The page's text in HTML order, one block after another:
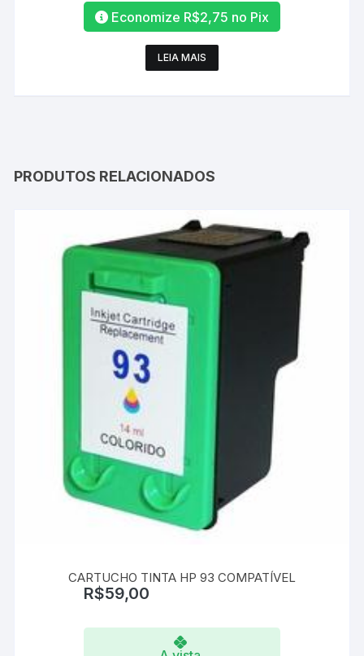
Economize R$2,75 no Pix
LEIA MAIS
PRODUTOS RELACIONADOS
CARTUCHO TINTA HP 93 COMPATÍVEL
R$59,00